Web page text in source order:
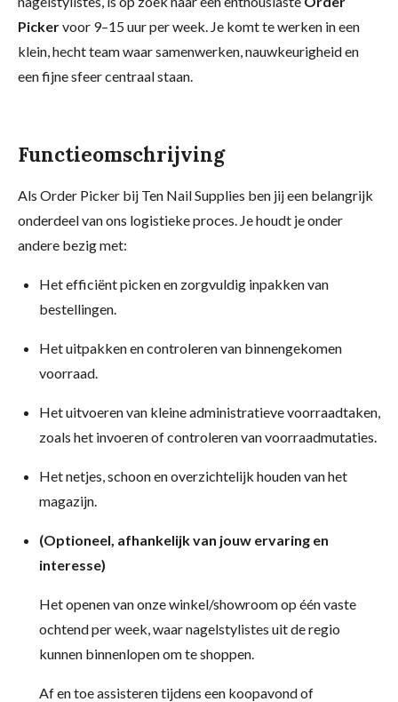
Pickervoor 9–15 uur per week. Je komt te werken in een
klein, hecht team waar samenwerken, nauwkeurigheid en
een fijne sfeer centraal staan.
Functieomschrijving
Als Order Picker bij Ten Nail Supplies ben jij een belangrijk
onderdeel van ons logistieke proces. Je houdt je onder
andere bezig met:
Het efficiënt picken en zorgvuldig inpakken van
bestellingen.
Het uitpakken en controleren van binnengekomen
voorraad.
Het uitvoeren van kleine administratieve voorraadtaken,
zoals het invoeren of controleren van voorraadmutaties.
Het netjes, schoon en overzichtelijk houden van het
magazijn.
(Optioneel, afhankelijk van jouw ervaring en
interesse)
Het openen van onze winkel/showroom op één vaste
ochtend per week, waar nagelstylistes uit de regio
kunnen binnenlopen om te shoppen.
Af en toe assisteren tijdens een koopavond of